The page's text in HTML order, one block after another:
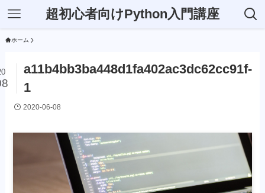
超初心者向けPython入門講座
ホーム
a11b4bb3ba448d1fa402ac3dc62cc91f-
1
2020-06-08